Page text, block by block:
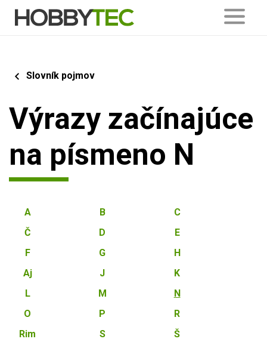
Slovník pojmov
Výrazy začínajúce
na písmeno N
A B
C
Č
D
E
F
G
H
Aj
J
K
L
M
N
O
P
R
Rim
S
Š